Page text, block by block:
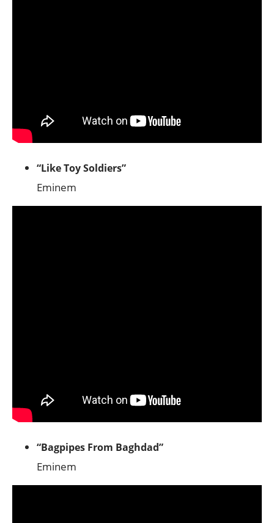
“Like Toy Soldiers”
Eminem
“Bagpipes From Baghdad”
Eminem